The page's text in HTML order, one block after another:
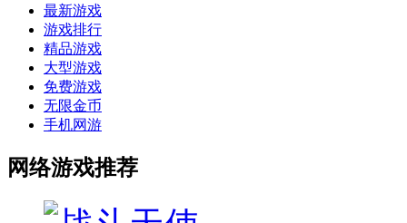
最新游戏
游戏排行
精品游戏
大型游戏
免费游戏
无限金币
手机网游
网络游戏推荐